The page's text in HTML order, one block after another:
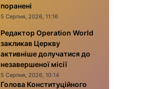
поранені
5 Серпня, 2026, 11:16
Редактор Operation World
закликав Церкву
активніше долучатися до
незавершеної місії
5 Серпня, 2026, 10:14
Голова Конституційного